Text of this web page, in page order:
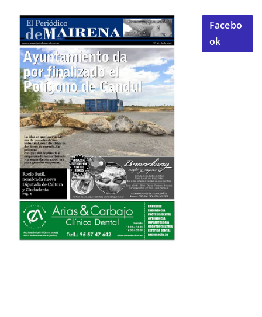
Facebo
ok